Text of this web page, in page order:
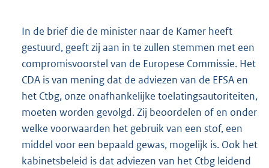
In de brief die de minister naar de Kamer heeft
gestuurd, geeft zij aan in te zullen stemmen met een
compromisvoorstel van de Europese Commissie. Het
CDA is van mening dat de adviezen van de EFSA en
het Ctbg, onze onafhankelijke toelatingsautoriteiten,
moeten worden gevolgd. Zij beoordelen of en onder
welke voorwaarden het gebruik van een stof, een
middel voor een bepaald gewas, mogelijk is. Ook het
kabinetsbeleid is dat adviezen van het Ctbg leidend